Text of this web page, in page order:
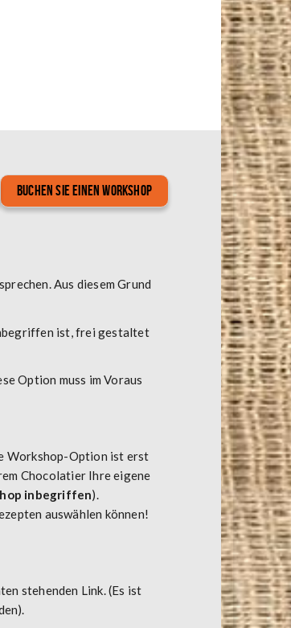
Buchen Sie einen Workshop
Aus diesem Grund
ist, frei gestaltet
Option muss im Voraus
Workshop-Option ist erst
Chocolatier Ihre eigene
inbegriffen).
auswählen können!
stehenden Link. (Es ist